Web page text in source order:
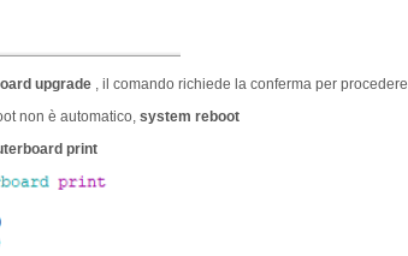
upgrade , il comando richiede la conferma per procedere
non è automatico, system reboot
print